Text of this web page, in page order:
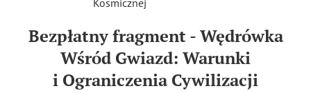
Bezpłatny fragment-Wędrówka
Wśród Gwiazd: Warunki
i Ograniczenia Cywilizacji